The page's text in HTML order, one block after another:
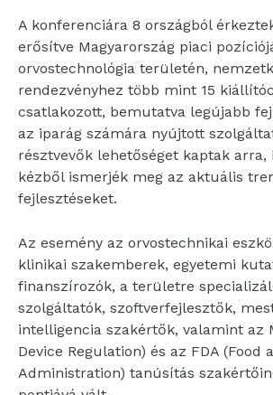
A konferenciára 8 országból
erősítve Magyarország piaci
orvostechnológia területén,
rendezvényhez több mint 15
csatlakozott, bemutatva legújabb
az iparág számára nyújtott
résztvevők lehetőséget kaptak arra,
kézből ismerjék meg az aktuális
fejlesztéseket.
Az esemény az orvostechnikai
klinikai szakemberek, egyetemi
finanszírozók, a területre
szolgáltatók, szoftverfejlesztők,
intelligencia szakértők, valamint az
Device Regulation) és az FDA (Food
Administration) tanúsítás